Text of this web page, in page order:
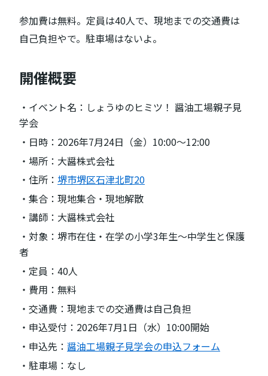
参加費は無料。定員は40人で、現地までの交通費は
自己負担やで。駐車場はないよ。
開催概要
・イベント名：しょうゆのヒミツ！ 醤油工場親子見
学会
・日時：2026年7月24日（金）10:00〜12:00
・場所：大醤株式会社
・住所： 堺市堺区石津北町20
・集合：現地集合・現地解散
・講師：大醤株式会社
・対象：堺市在住・在学の小学3年生〜中学生と保護
者
・定員：40人
・費用：無料
・交通費：現地までの交通費は自己負担
・申込受付：2026年7月1日（水）10:00開始
・申込先： 醤油工場親子見学会の申込フォーム
・駐車場：なし